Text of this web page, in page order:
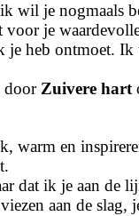
wil je nogmaals
voor je
je heb ontmoet.
doorZuivere hart
warm en
dat ik je aan de
aan de